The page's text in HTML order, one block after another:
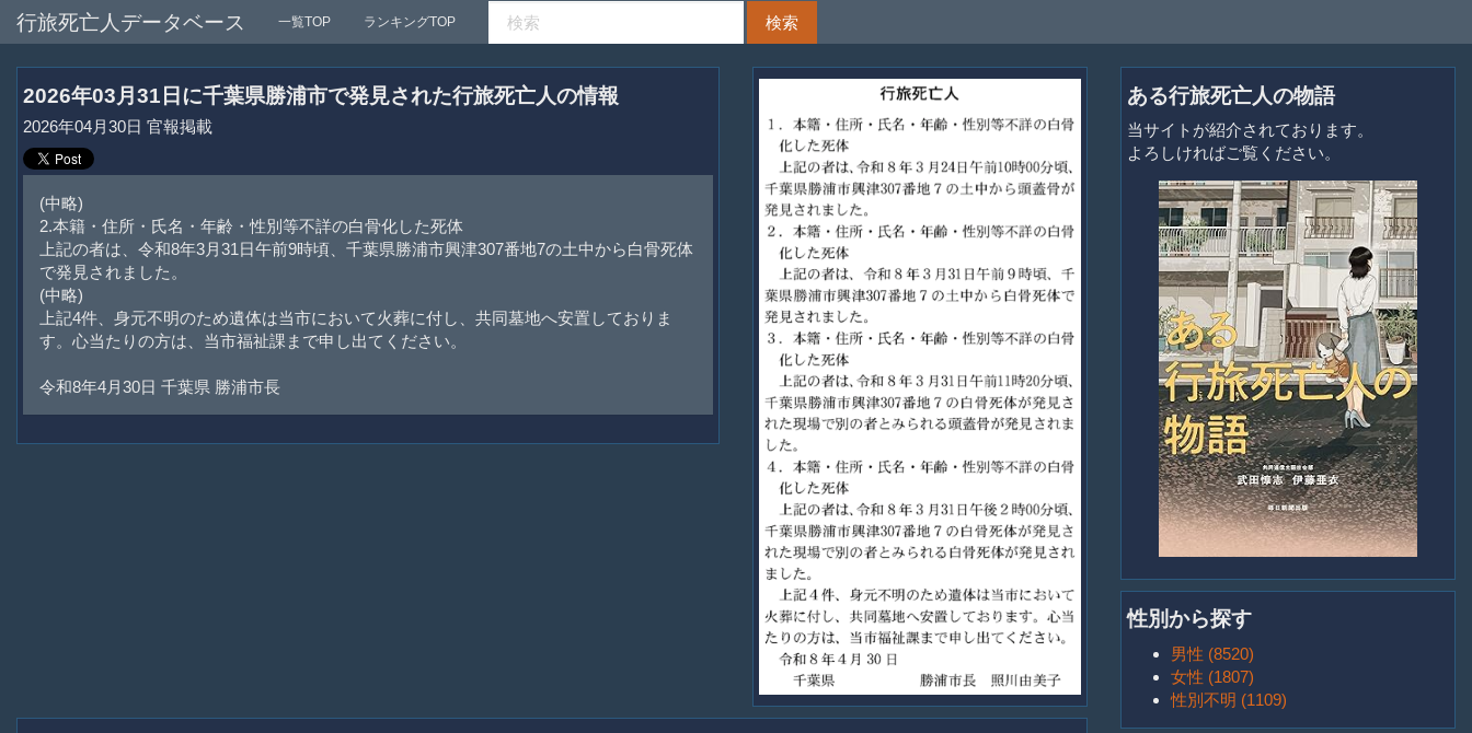
行旅死亡人データベース 一覧TOP ランキングTOP
2026年03月31日に千葉県勝浦市で発見された行旅死亡人の情報
2026年04月30日 官報掲載
(中略)
2.本籍・住所・氏名・年齢・性別等不詳の白骨化した死体
上記の者は、令和8年3月31日午前9時頃、千葉県勝浦市興津307番地7の土中から白骨死体
で発見されました。
(中略)
上記4件、身元不明のため遺体は当市において火葬に付し、共同墓地へ安置しておりま
す。心当たりの方は、当市福祉課まで申し出てください。
令和8年4月30日 千葉県 勝浦市長
ある行旅死亡人の物語
当サイトが紹介されております。
よろしければご覧ください。
性別から探す
男性 (8520)
女性 (1807)
性別不明 (1109)